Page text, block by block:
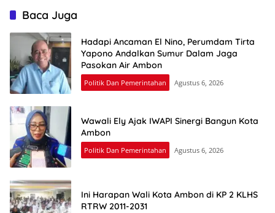
Baca Juga
Hadapi Ancaman El Nino, Perumdam Tirta
Yapono Andalkan Sumur Dalam Jaga
Pasokan Air Ambon
Politik Dan Pemerintahan Agustus 6, 2026
Wawali Ely Ajak IWAPI Sinergi Bangun Kota
Ambon
Politik Dan Pemerintahan Agustus 6, 2026
Ini Harapan Wali Kota Ambon di KP 2 KLHS
RTRW 2011-2031